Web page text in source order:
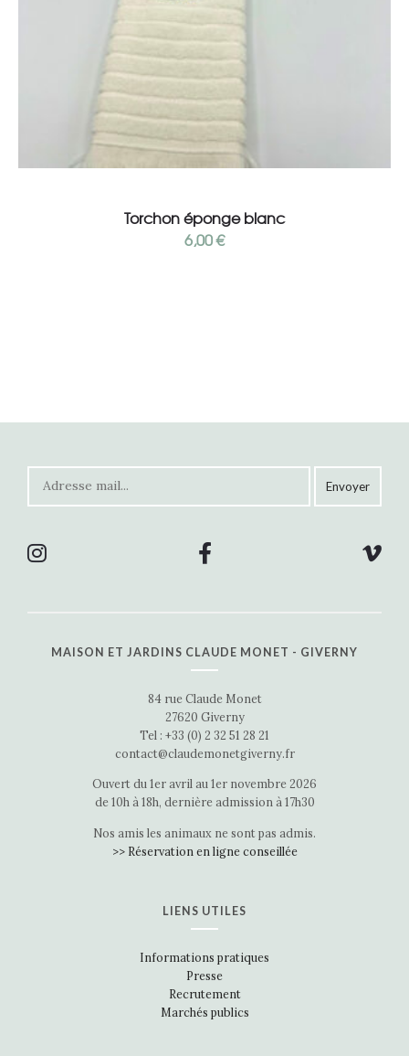
Torchon éponge blanc
6,00€
MAISON ET JARDINS CLAUDE MONET - GIVERNY
84 rue Claude Monet
27620 Giverny
Tel : +33 (0) 2 32 51 28 21
contact@claudemonetgiverny.fr
Ouvert du 1er avril au 1er novembre 2026
de 10h à 18h, dernière admission à 17h30
Nos amis les animaux ne sont pas admis.
>> Réservation en ligne conseillée
LIENS UTILES
Informations pratiques
Presse
Recrutement
Marchés publics